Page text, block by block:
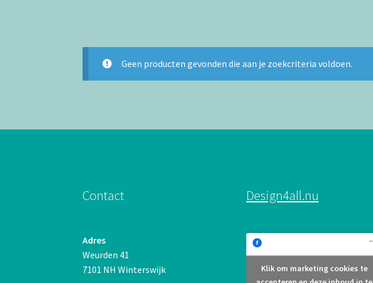
Geen producten gevonden die aan je zoekcriteria voldoen.
Contact
Adres
Weurden 41
7101 NH Winterswijk
Design4all.nu
Klik om marketing cookies te